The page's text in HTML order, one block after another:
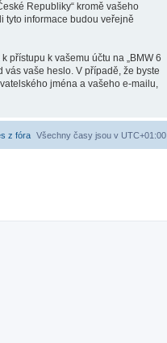
Republiky“ kromě vašeho
tyto informace budou veřejně
přístupu k vašemu účtu na „BMW 6
vás vaše heslo. V případě, že byste
jména a vašeho e-mailu,
Všechny časy jsou v UTC+01:00
z fóra